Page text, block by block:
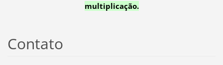
multiplicação.
Contato